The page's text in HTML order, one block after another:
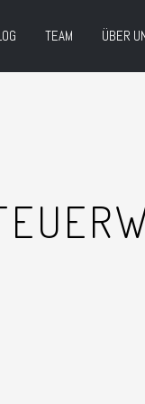
TEAM ÜBER